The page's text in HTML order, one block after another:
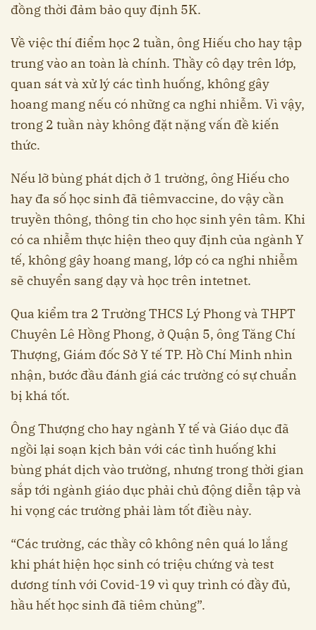
đồng thời đảm bảo quy định 5K.
Về việc thí điểm học 2 tuần, ông Hiếu cho hay tập
trung vào an toàn là chính. Thầy cô dạy trên lớp,
quan sát và xử lý các tình huống, không gây
hoang mang nếu có những ca nghi nhiễm. Vì vậy,
trong 2 tuần này không đặt nặng vấn đề kiến
thức.
Nếu lỡ bùng phát dịch ở 1 trường, ông Hiếu cho
hay đa số học sinh đã tiêmvaccine, do vậy cần
truyền thông, thông tin cho học sinh yên tâm. Khi
có ca nhiễm thực hiện theo quy định của ngành Y
tế, không gây hoang mang, lớp có ca nghi nhiễm
sẽ chuyển sang dạy và học trên intetnet.
Qua kiểm tra 2 Trường THCS Lý Phong và THPT
Chuyên Lê Hồng Phong, ở Quận 5, ông Tăng Chí
Thượng, Giám đốc Sở Y tế TP. Hồ Chí Minh nhìn
nhận, bước đầu đánh giá các trường có sự chuẩn
bị khá tốt.
Ông Thượng cho hay ngành Y tế và Giáo dục đã
ngồi lại soạn kịch bản với các tình huống khi
bùng phát dịch vào trường, nhưng trong thời gian
sắp tới ngành giáo dục phải chủ động diễn tập và
hi vọng các trường phải làm tốt điều này.
“Các trường, các thầy cô không nên quá lo lắng
khi phát hiện học sinh có triệu chứng và test
dương tính với Covid-19 vì quy trình có đầy đủ,
hầu hết học sinh đã tiêm chủng”.